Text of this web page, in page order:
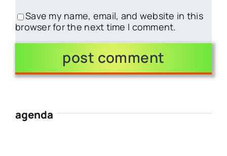
Save my name, email, and website in this
browser for the next time I comment.
agenda